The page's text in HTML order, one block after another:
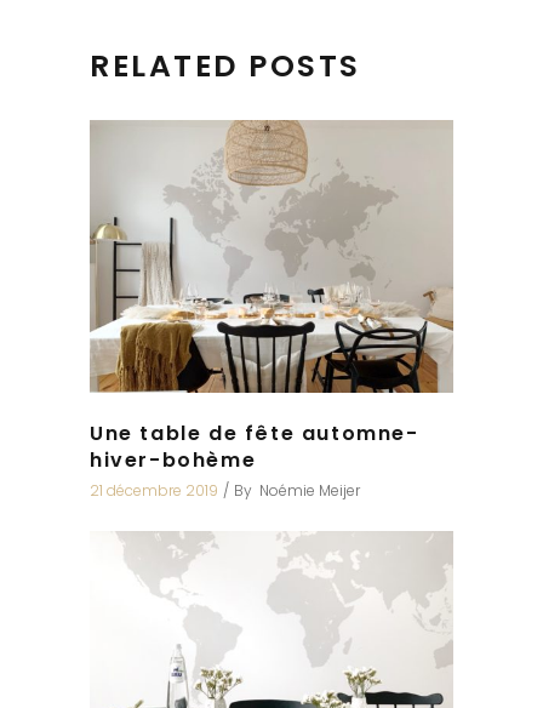
RELATED POSTS
Une table de fête automne-
hiver-bohème
21 décembre 2019 By Noémie Meijer